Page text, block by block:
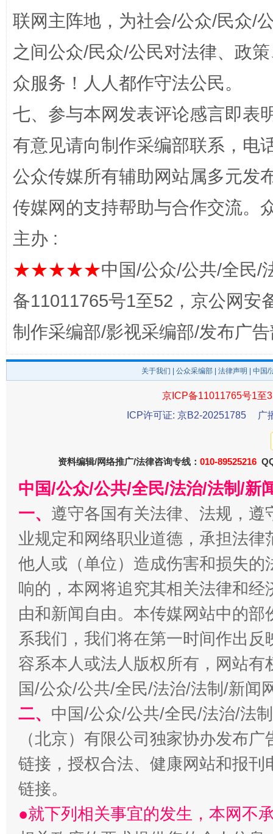
千年窑火 生生不息
从幼
全民健身五年计划来了！等你上场
阿坝州三大球赛在茂县开幕 规模
联网主阵地，为社会/公众/民众/
之间公众/民众/公民对法律、政
众服务！人人都作守法公民。
七、参与本网发表评论感言即表
有意见请向制作采编部联系，电
公众传媒所有辅助网站属多元发
传媒网的支持帮助与合作交流。
主办 :
★★★★★中国/公众/公共/全民/
备11011765号1至52，京公网安
制作采编部/影视采编部/发布广
关于我们 公众采编部 法律声明 | 中国
京ICP备11011765号1至
ICP许可证: 京B2-20251785
广
资料编辑/网络推广/法律咨询专线： 010-89525216
中国/公众/公共/全民/法治/法制/新
一、 遵守各国有关法律、法规，
业规定和网络职业道德，承担法
他人或（单位）造成伤害和损失
响的，本网将追究其相关法律和
由和新闻自由。本传媒网站中的
系我们，我们将在第一时间作出
容系本人或法人版权所有，网站
国/公众/公共/全民/法治/法制/新闻
二、 中国/公众/公共/全民/法治/法
（北京）有限公司独家协办发布
链接，授权合法、健康网站和报
链接。
●就下列相关事宜的发生，本网不